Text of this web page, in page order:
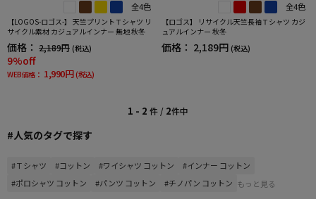
全4色
【LOGOS-ロゴス-】 天竺プリントＴシャツ リ
サイクル素材 カジュアルインナー 無地 秋冬
価格： 2,189円 (税込)
9%off
WEB価格： 1,990円 (税込)
全4色
【ロゴス】 リサイクル天竺長袖Ｔシャツ カジ
ュアルインナー 秋冬
価格： 2,189円 (税込)
1 - 2 件 / 2件中
#人気のタグで探す
#Ｔシャツ #コットン #ワイシャツ コットン
#インナー コットン
#ポロシャツ コットン
#パンツ コットン #チノパン コットン もっと見る